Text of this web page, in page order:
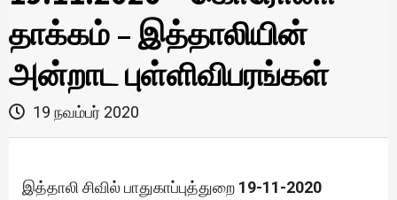
தாக்கம் – இத்தாலியின்
அன்றாட புள்ளிவிபரங்கள்
19 நவம்பர் 2020
இத்தாலி சிவில் பாதுகாப்புத்துறை 19-11-2020